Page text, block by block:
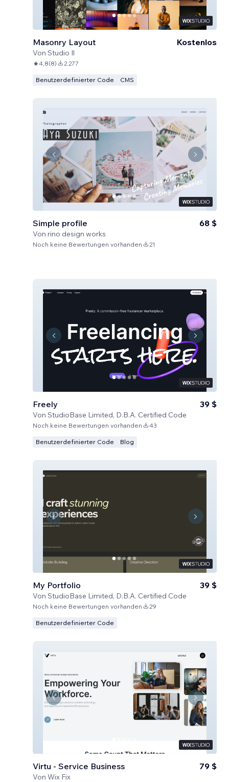
Masonry Layout
Von Studio Il
Kostenlos
4,8(8) 2.277
Benutzerdefinierter Code CMS
Simple profile
Von rino design works
68 $
Noch keine Bewertungen vorhanden 21
Freely
Von StudioBase Limited, D.B.A. Certified Code
39 $
Noch keine Bewertungen vorhanden 43
Benutzerdefinierter Code Blog
My Portfolio
Von StudioBase Limited, D.B.A. Certified Code
39 $
Noch keine Bewertungen vorhanden 29
Benutzerdefinierter Code
Virtu - Service Business
Von Wix Fix
79 $